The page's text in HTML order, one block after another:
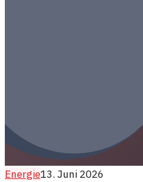
Energie13. Juni 2026